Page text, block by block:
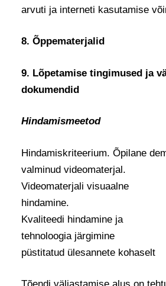
arvuti ja interneti kasutamise
8. Õppematerjalid
9. Lõpetamise tingimused ja
dokumendid
Hindamismeetod
Hindamiskriteerium. Õpilane
valminud videomaterjal.
Videomaterjali visuaalne
hindamine.
Kvaliteedi hindamine ja
tehnoloogia järgimine
püstitatud ülesannete kohaselt